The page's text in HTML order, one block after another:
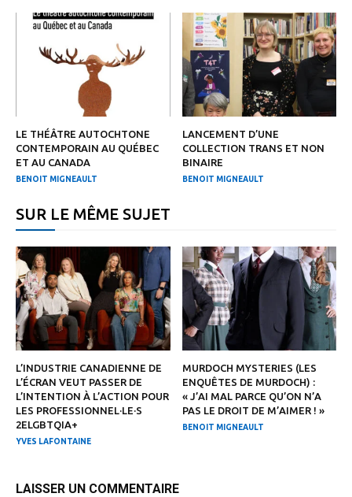
LE THÉÂTRE AUTOCHTONE
CONTEMPORAIN AU QUÉBEC
ET AU CANADA
BENOIT MIGNEAULT
LANCEMENT D’UNE
COLLECTION TRANS ET NON
BINAIRE
BENOIT MIGNEAULT
SUR LE MÊME SUJET
L’INDUSTRIE CANADIENNE DE
L’ÉCRAN VEUT PASSER DE
L’INTENTION À L’ACTION POUR
LES PROFESSIONNEL·LE·S
2ELGBTQIA+
YVES LAFONTAINE
MURDOCH MYSTERIES (LES
ENQUÊTES DE MURDOCH) :
« J’AI MAL PARCE QU’ON N’A
PAS LE DROIT DE M’AIMER ! »
BENOIT MIGNEAULT
LAISSER UN COMMENTAIRE